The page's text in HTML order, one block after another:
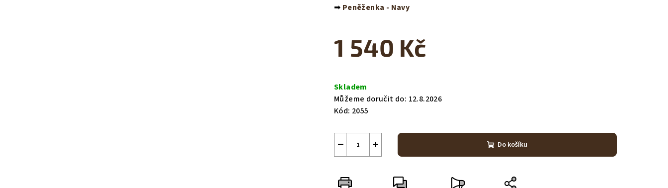
➡ Peněženka - Navy
1 540 Kč
cena:
Skladem
Můžeme doručit do: 12.8.2026
Kód: 2055
+
− Do košíku